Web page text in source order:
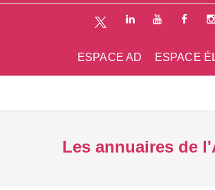
ESPACE
ESPACE AD
Les annuaires de